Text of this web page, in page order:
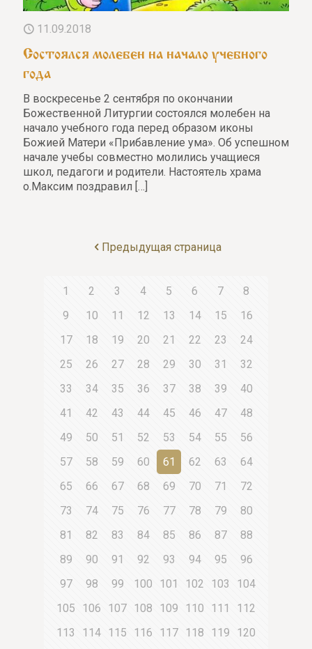
11.09.2018
Состоялся молебен на начало учебного
года
В воскресенье 2 сентября по окончании
Божественной Литургии состоялся молебен на
начало учебного года перед образом иконы
Божией Матери «Прибавление ума». Об успешном
начале учебы совместно молились учащиеся
школ, педагоги и родители. Настоятель храма
о.Максим поздравил […]
Предыдущая страница
1 2 3 4 5 6 7
8
9
10 11 12 13 14 15
16
17
18 19 20 21 22 23
24
25
26 27 28 29 30 31
32
33
34 35 36 37 38 39
40
41
42 43 44 45 46 47
48
49
50 51 52 53 54 55
56
57
58 59 60 61 62 63
64
65
66 67 68 69 70 71
72
73
74 75 76 77 78 79
80
81
82 83 84 85 86 87
88
89
90 91 92 93 94 95
96
97
98 99 100 101 102 103
104
105
106 107 108 109 110 111
112
113
114 115 116 117 118 119
120